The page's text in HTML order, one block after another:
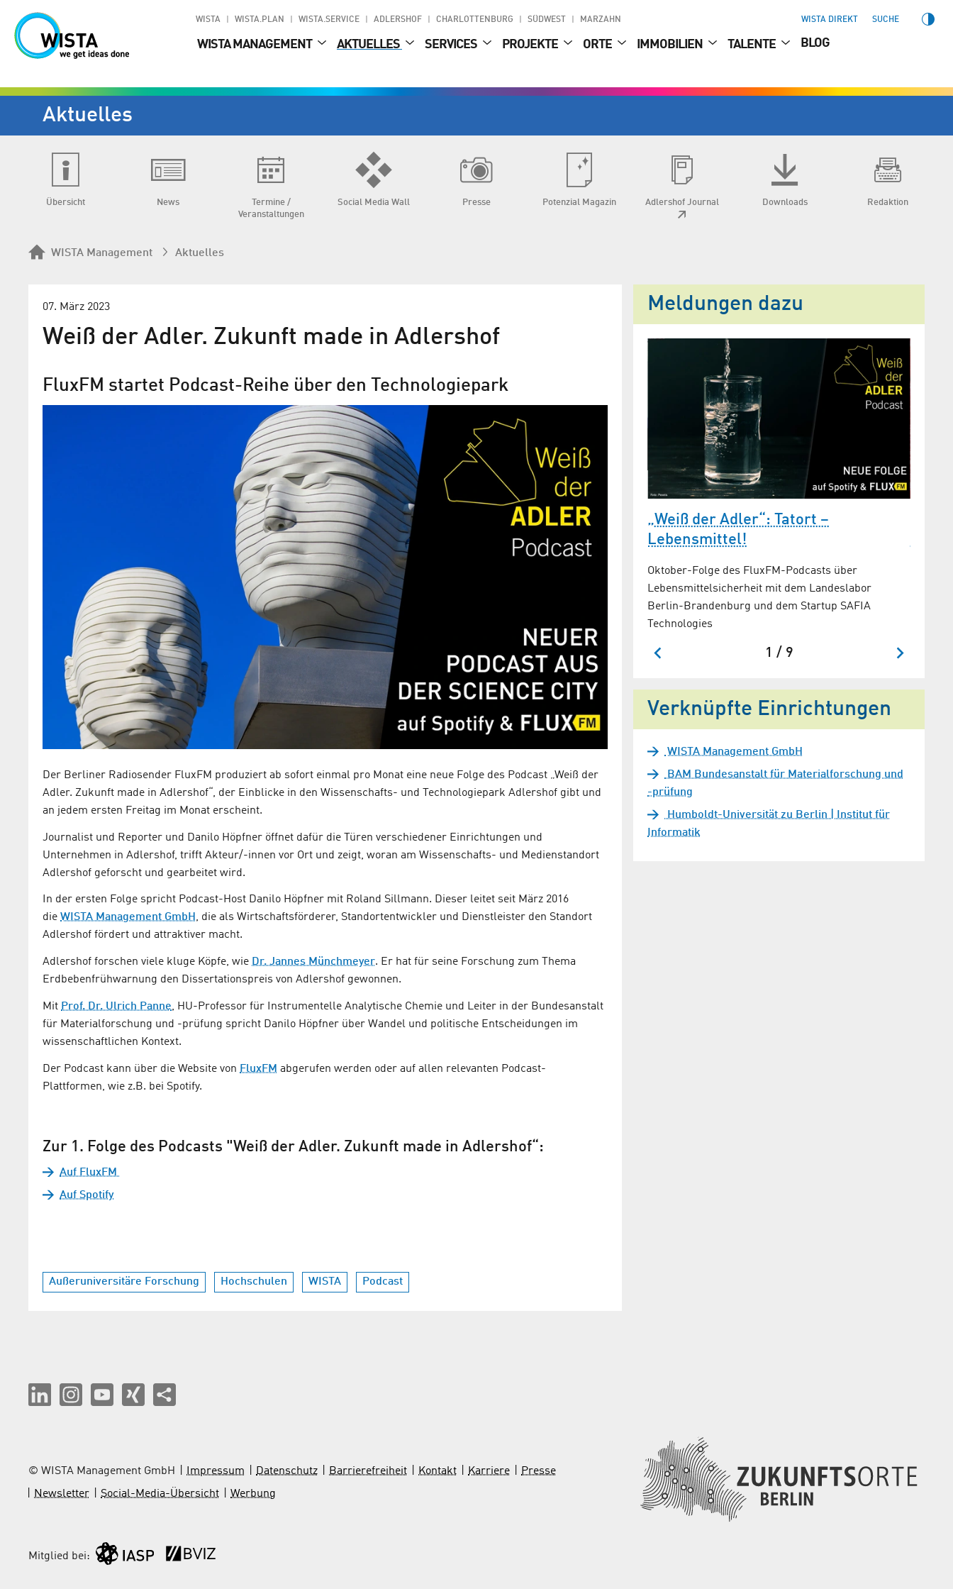
WISTA WISTA.PLAN WISTA.SERVICE ADLERSHOF CHARLOTTENBURG SÜDWEST MARZAHN WISTA DIREKT SUCHE
WISTA MANAGEMENT AKTUELLES SERVICES PROJEKTE ORTE IMMOBILIEN TALENTE BLOG
Aktuelles
Übersicht News
Termine /
Veranstaltungen
Social Media Wall Presse Potenzial Magazin Adlershof Journal Downloads Redaktion
WISTA Management Aktuelles
07. März 2023
Weiß der Adler. Zukunft made in Adlershof
FluxFM startet Podcast-Reihe über den Technologiepark
Der Berliner Radiosender FluxFM produziert ab sofort einmal pro Monat eine neue Folge des Podcast „Weiß der
Adler. Zukunft made in Adlershof“, der Einblicke in den Wissenschafts- und Technologiepark Adlershof gibt und
an jedem ersten Freitag im Monat erscheint.
Journalist und Reporter und Danilo Höpfner öffnet dafür die Türen verschiedener Einrichtungen und
Unternehmen in Adlershof, trifft Akteur/-innen vor Ort und zeigt, woran am Wissenschafts- und Medienstandort
Adlershof geforscht und gearbeitet wird.
In der ersten Folge spricht Podcast-Host Danilo Höpfner mit Roland Sillmann. Dieser leitet seit März 2016
die WISTA Management GmbH, die als Wirtschaftsförderer, Standortentwickler und Dienstleister den Standort
Adlershof fördert und attraktiver macht.
Adlershof forschen viele kluge Köpfe, wie Dr. Jannes Münchmeyer. Er hat für seine Forschung zum Thema
Erdbebenfrühwarnung den Dissertationspreis von Adlershof gewonnen.
Mit Prof. Dr. Ulrich Panne, HU-Professor für Instrumentelle Analytische Chemie und Leiter in der Bundesanstalt
für Materialforschung und -prüfung spricht Danilo Höpfner über Wandel und politische Entscheidungen im
wissenschaftlichen Kontext.
Der Podcast kann über die Website von FluxFM abgerufen werden oder auf allen relevanten Podcast-
Plattformen, wie z.B. bei Spotify.
Zur 1. Folge des Podcasts "Weiß der Adler. Zukunft made in Adlershof“:
Auf FluxFM
Auf Spotify
Außeruniversitäre Forschung Hochschulen WISTA Podcast
Meldungen dazu
Adlershof auf die Ohren
Der FluxFM-Podcast „Weiß der Adler – Zukunft
made in Adlershof“ stellt die Wissenschaftsstadt vor
Neuer „Weiß der Adler“-Podcast von
FluxFM
Ein junges Start-up gewinnt aus Klärschlamm
Energie / Humboldt Innovation sorgt für beste
Bedingungen bei wissenschaftlichen
Ausgründungen
„Weiß der Adler“: Tatort –
Lebensmittel!
Oktober-Folge des FluxFM-Podcasts über
Lebensmittel­sicherheit mit dem Landeslabor
Berlin-Brandenburg und dem Startup SAFIA
Technologies
1 / 9
Verknüpfte Einrichtungen
WISTA Management GmbH
BAM Bundesanstalt für Materialforschung und
-prüfung
Humboldt-Universität zu Berlin | Institut für
Informatik
© WISTA Management GmbH Impressum Datenschutz Barrierefreiheit Kontakt Karriere
Presse
Newsletter
Social-Media-Übersicht Werbung
Mitglied bei: